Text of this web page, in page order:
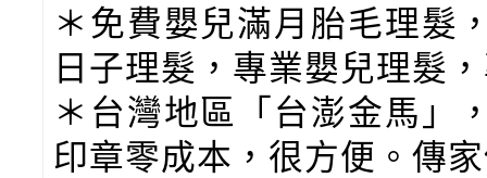
＊免費嬰兒滿月胎毛理髮
日子理髮，專業嬰兒理髮
＊台灣地區「台澎金馬」
印章零成本，很方便。傳